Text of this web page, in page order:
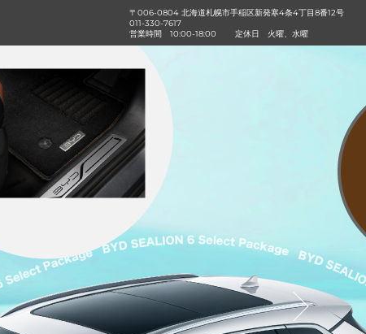
〒006-0804 北海道札幌市手稲区新発寒4条4丁目8番12号
011-330-7617
営業時間
10:00-18:00 定休日 火曜、水曜